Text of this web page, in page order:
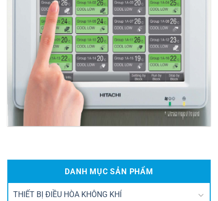
DANH MỤC SẢN PHẨM
THIẾT BỊ ĐIỀU HÒA KHÔNG KHÍ